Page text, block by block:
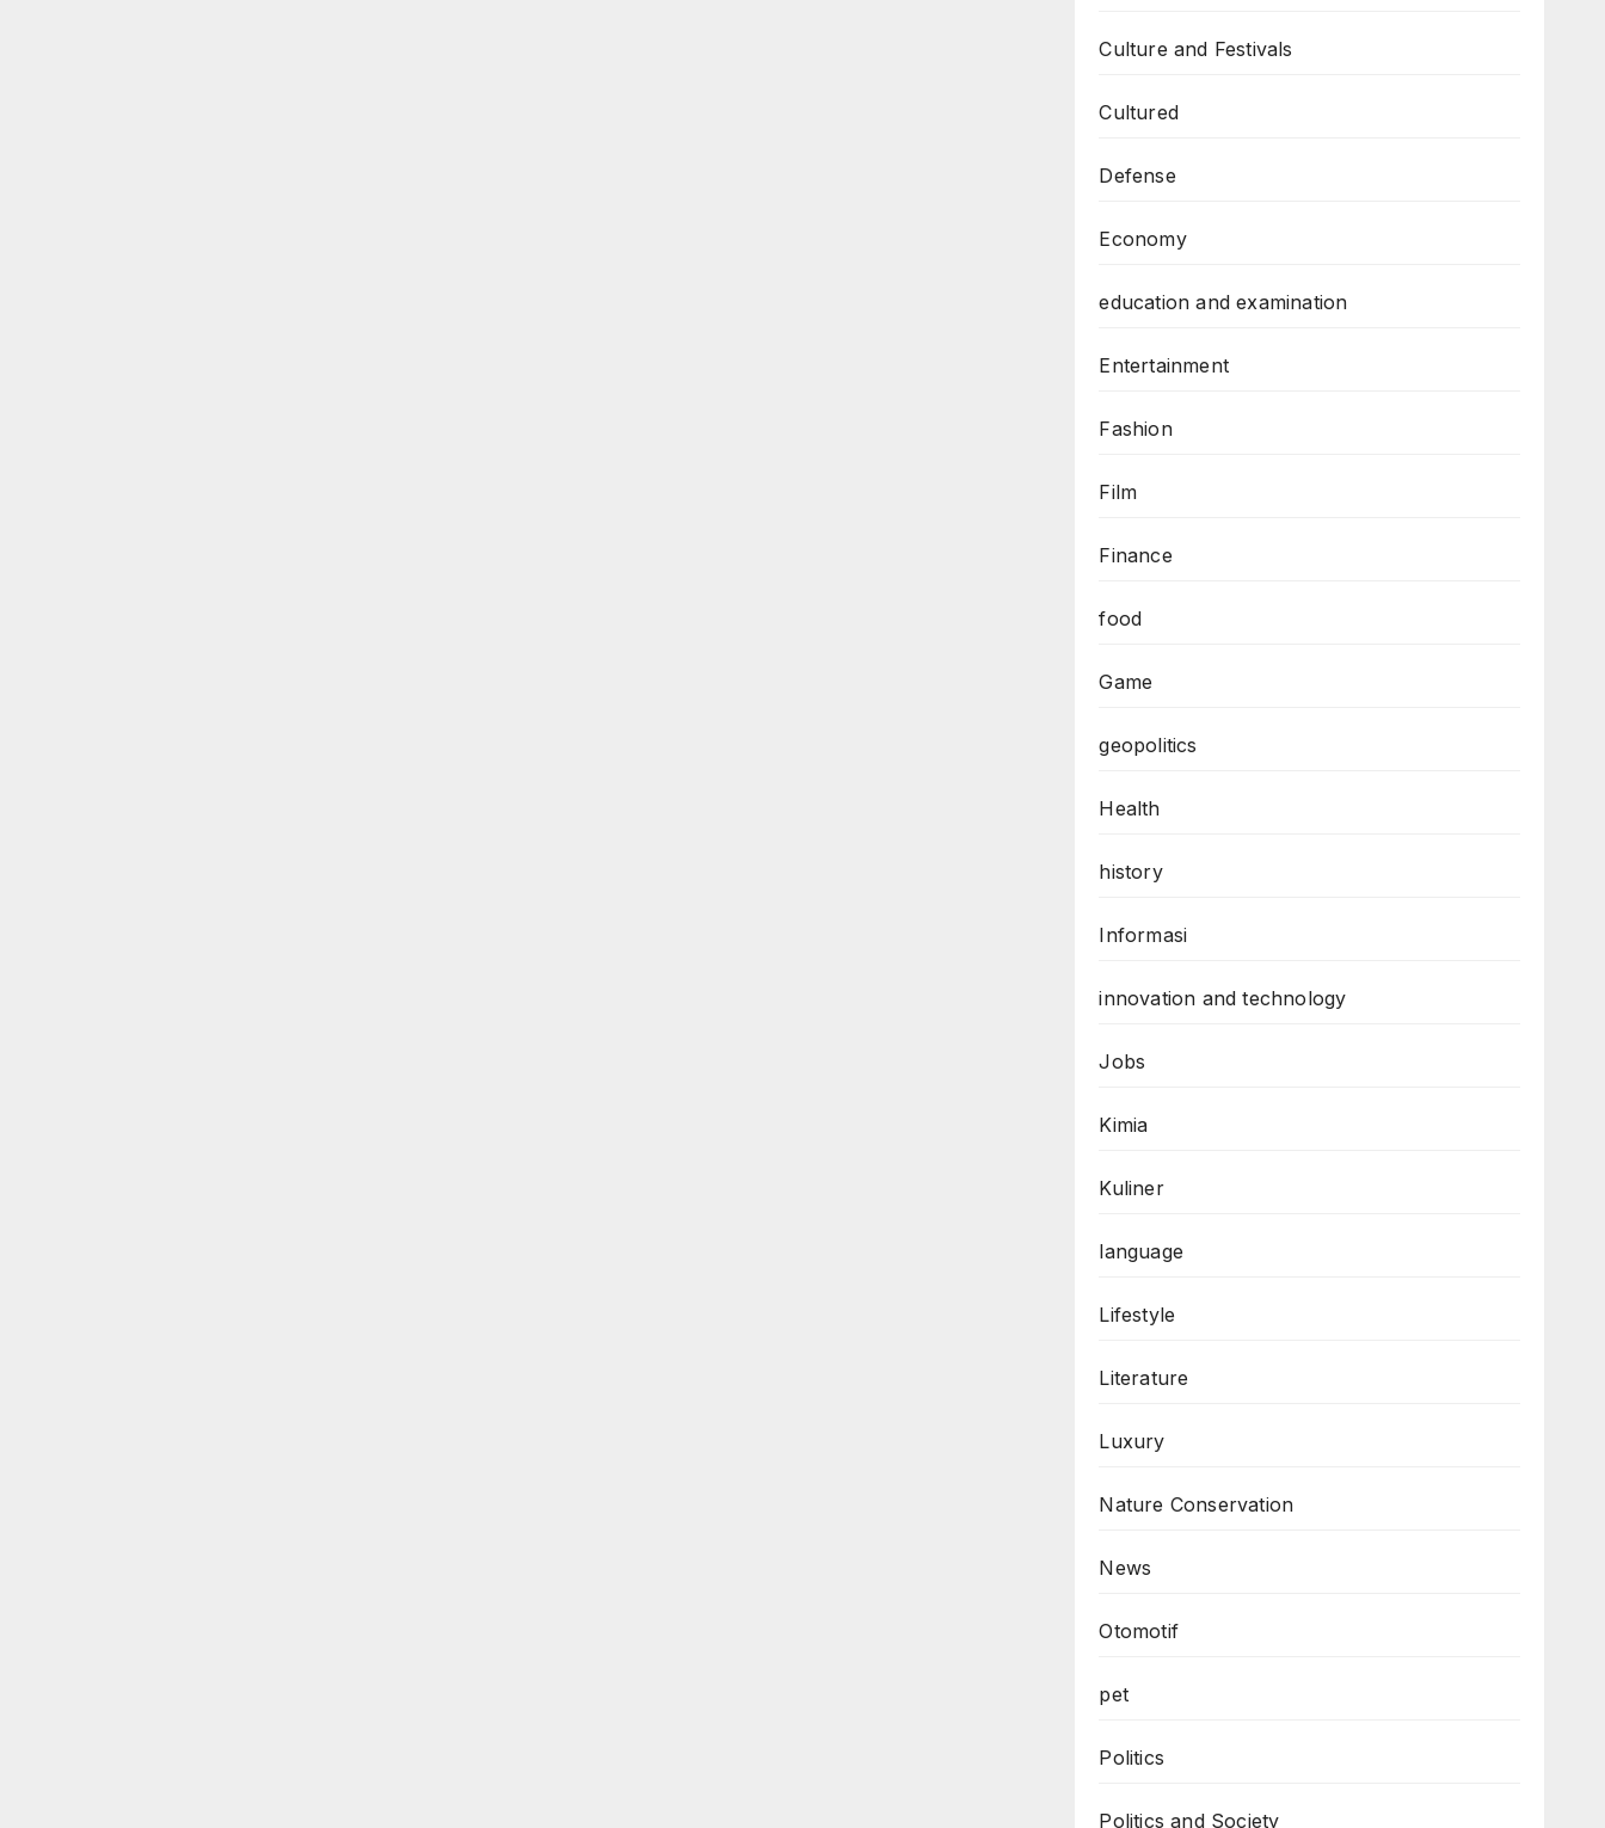
Culture and Festivals
Cultured
Defense
Economy
education and examination
Entertainment
Fashion
Film
Finance
food
Game
geopolitics
Health
history
Informasi
innovation and technology
Jobs
Kimia
Kuliner
language
Lifestyle
Literature
Luxury
Nature Conservation
News
Otomotif
pet
Politics
Politics and Society